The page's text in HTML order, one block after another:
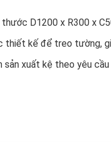
D1200 x R300 x
kế để treo tường,
sản xuất kệ theo yêu